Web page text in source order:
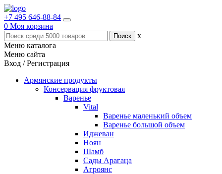
+7 495 646-88-84
0 Моя корзина
x
Меню каталога
Меню сайта
Вход / Регистрация
Армянские продукты
Консервация фруктовая
Варенье
Vital
Варенье маленький объем
Варенье большой объем
Иджеван
Ноян
Шамб
Сады Арагаца
Агроянс